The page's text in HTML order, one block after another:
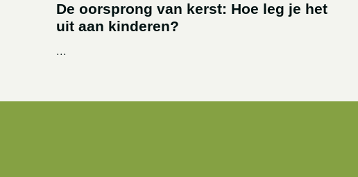
De oorsprong van kerst: Hoe leg je het
uit aan kinderen?
...